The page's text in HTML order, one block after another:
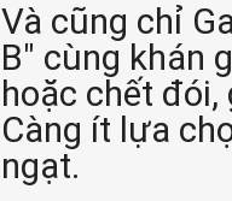
Và cũng chỉ
B" cùng khán
hoặc chết
Càng ít lựa
ngạt.